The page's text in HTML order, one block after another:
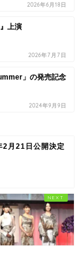
2026年6月18日
上演
2026年7月7日
」の発売記念
2024年9月9日
2月21日公開決定